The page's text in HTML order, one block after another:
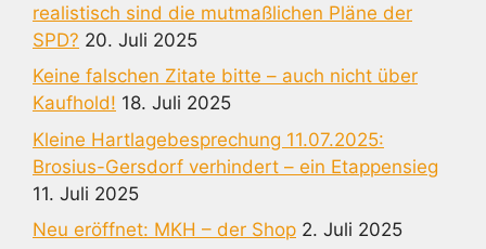
realistisch sind die mutmaßlichen Pläne der
SPD? 20. Juli 2025
Keine falschen Zitate bitte – auch nicht über
Kaufhold! 18. Juli 2025
Kleine Hartlagebesprechung 11.07.2025:
Brosius-Gersdorf verhindert – ein Etappensieg
11. Juli 2025
Neu eröffnet: MKH – der Shop 2. Juli 2025